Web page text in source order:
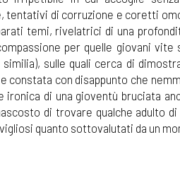
tentativi di corruzione e coretti
temi, rivelatrici di una
per quelle giovani
sulle quali cerca di
constata con disappunto che
ironica di una gioventù bruciata
di trovare qualche adulto
quanto sottovalutati da un